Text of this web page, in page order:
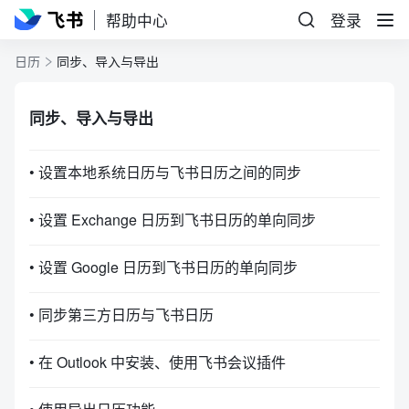
帮助中心 登录
日历 同步、导入与导出
同步、导入与导出
• 设置本地系统日历与飞书日历之间的同步
• 设置 Exchange 日历到飞书日历的单向同步
• 设置 Google 日历到飞书日历的单向同步
• 同步第三方日历与飞书日历
• 在 Outlook 中安装、使用飞书会议插件